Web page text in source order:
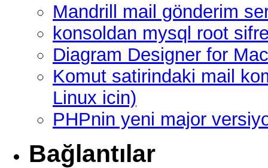
Mandrill mail gönderim
konsoldan mysql root
Diagram Designer for
Komut satirindaki mail
Linux icin)
PHPnin yeni major
Bağlantılar